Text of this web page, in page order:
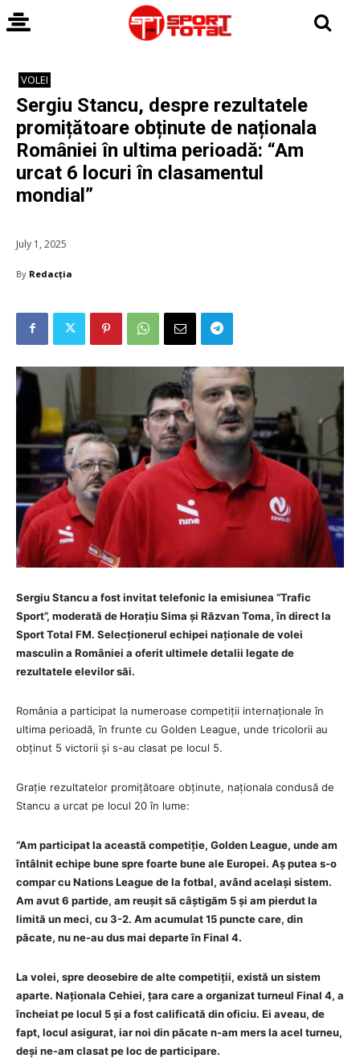
VOLEI
Sergiu Stancu, despre rezultatele
promițătoare obținute de naționala
României în ultima perioadă: “Am
urcat 6 locuri în clasamentul
mondial”
July 1, 2025
By Redacția
Sergiu Stancu a fost invitat telefonic la emisiunea “Trafic
Sport”, moderată de Horațiu Sima și Răzvan Toma, în direct la
Sport Total FM. Selecționerul echipei naționale de volei
masculin a României a oferit ultimele detalii legate de
rezultatele elevilor săi.
România a participat la numeroase competiții internaționale în
ultima perioadă, în frunte cu Golden League, unde tricolorii au
obținut 5 victorii și s-au clasat pe locul 5.
Grație rezultatelor promițătoare obținute, naționala condusă de
Stancu a urcat pe locul 20 în lume:
“Am participat la această competiție, Golden League, unde am
întâlnit echipe bune spre foarte bune ale Europei. Aș putea s-o
compar cu Nations League de la fotbal, având același sistem.
Am avut 6 partide, am reușit să câștigăm 5 și am pierdut la
limită un meci, cu 3-2. Am acumulat 15 puncte care, din
păcate, nu ne-au dus mai departe în Final 4.
La volei, spre deosebire de alte competiții, există un sistem
aparte. Naționala Cehiei, țara care a organizat turneul Final 4, a
încheiat pe locul 5 și a fost calificată din oficiu. Ei aveau, de
fapt, locul asigurat, iar noi din păcate n-am mers la acel turneu,
deși ne-am clasat pe loc de participare.